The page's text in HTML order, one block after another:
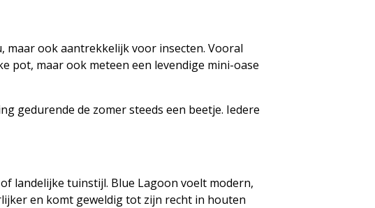
maar ook aantrekkelijk voor insecten. Vooral
pot, maar ook meteen een levendige mini-oase
gedurende de zomer steeds een beetje. Iedere
landelijke tuinstijl. Blue Lagoon voelt modern,
en komt geweldig tot zijn recht in houten